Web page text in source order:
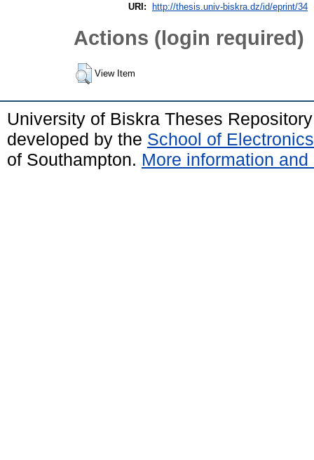
URI:
http://thesis.univ-biskra.dz/id/eprint/34
Actions (login required)
View Item
University of Biskra Theses
developed by the School of
of Southampton. More information